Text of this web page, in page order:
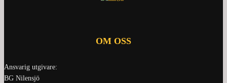
OM OSS
Ansvarig utgivare:
BG Nilensjö